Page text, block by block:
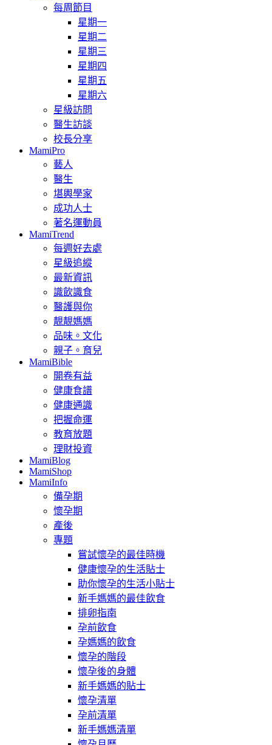
每周節目
星期一
星期二
星期三
星期四
星期五
星期六
星級訪問
醫生訪談
校長分享
MamiPro
藝人
醫生
堪輿學家
成功人士
著名運動員
MamiTrend
每週好去處
星級追縱
最新資訊
識飲識食
醫護與你
靚靚媽媽
品味。文化
親子。育兒
MamiBible
開卷有益
健康食譜
健康通識
把握命運
教育放題
理財投資
MamiBlog
MamiShop
MamiInfo
備孕期
懷孕期
產後
專題
嘗試懷孕的最佳時機
健康懷孕的生活貼士
助你懷孕的生活小貼士
新手媽媽的最佳飲食
排卵指南
孕前飲食
孕媽媽的飲食
懷孕的階段
懷孕後的身體
新手媽媽的貼士
懷孕清單
孕前清單
新手媽媽清單